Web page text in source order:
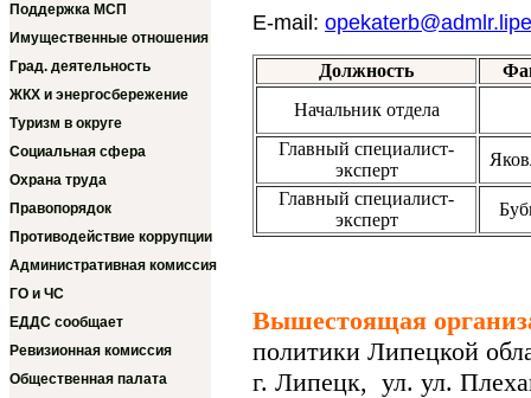
Поддержка МСП
Имущественные отношения
Град. деятельность
ЖКХ и энергосбережение
Туризм в округе
Социальная сфера
Охрана труда
Правопорядок
Противодействие коррупции
Административная комиссия
ГО и ЧС
ЕДДС сообщает
Ревизионная комиссия
Общественная палата
E-mail:
Должность
Начальник отдела
Главный специалист-
эксперт
Главный специалист-
эксперт
Вышестоящая
политики Липецкой
г. Липецк, ул. ул.